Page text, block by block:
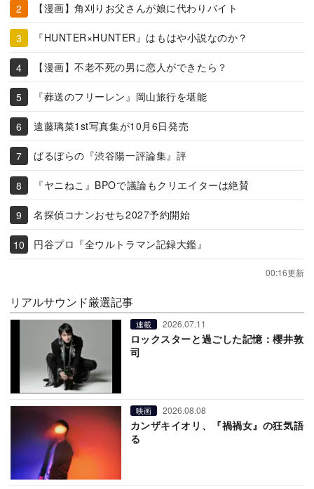
【漫画】角刈りお父さんが娘に代わりバイト
『HUNTER×HUNTER』はもはや小説なのか？
【漫画】不老不死の男に恋人ができたら？
『葬送のフリーレン』岡山旅行を堪能
遠藤璃菜1st写真集が10月6日発売
ばるぼらの『渋谷陽一評論集』評
『ヤニねこ』BPOで議論もクリエイターは絶賛
名探偵コナンおせち2027予約開始
円谷プロ『全ウルトラマン記録大鑑』
00:16更新
リアルサウンド厳選記事
連載 2026.07.11
ロックスターと過ごした記憶：櫻井敦
司
映画 2026.08.08
カンザキイオリ、『禍禍女』の狂気語
る